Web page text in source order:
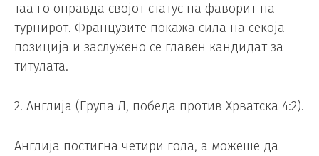
таа го оправда својот статус на фаворит на
турнирот. Французите покажа сила на секоја
позиција и заслужено се главен кандидат за
титулата.
2. Англија (Група Л, победа против Хрватска 4:2).
Англија постигна четири гола, а можеше да